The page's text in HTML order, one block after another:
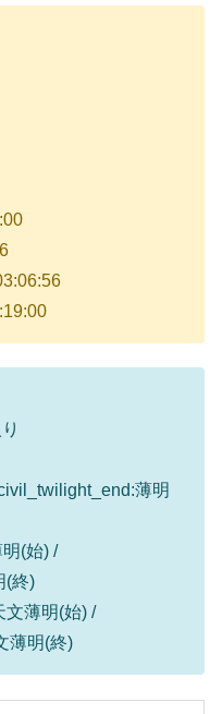
薄明
(始) /
(終)
薄明(始) /
薄明(終)